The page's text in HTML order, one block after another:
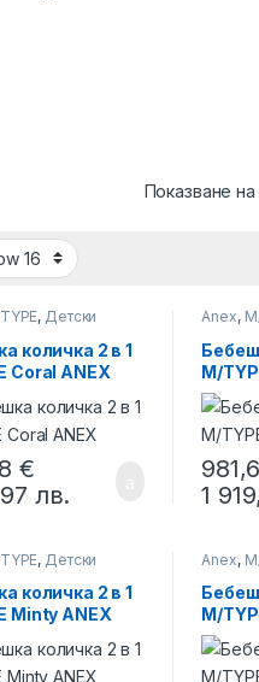
Показване
, Детски
количка 2 в 1
Coral ANEX
€
лв.
Anex,
M/
1
, Детски
количка 2 в 1
Minty ANEX
Anex,
колички
M/